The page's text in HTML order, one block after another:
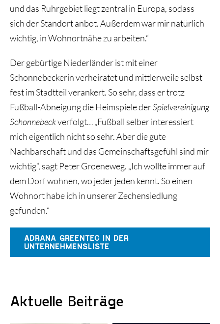
und das Ruhrgebiet liegt zentral in Europa, sodass
sich der Standort anbot. Außerdem war mir natürlich
wichtig, in Wohnortnähe zu arbeiten.“
Der gebürtige Niederländer ist mit einer
Schonnebeckerin verheiratet und mittlerweile selbst
fest im Stadtteil verankert. So sehr, dass er trotz
Fußball-Abneigung die Heimspiele derSpielvereinigung
Schonnebeckverfolgt… „Fußball selber interessiert
mich eigentlich nicht so sehr. Aber die gute
Nachbarschaft und das Gemeinschaftsgefühl sind mir
wichtig“, sagt Peter Groeneweg. „Ich wollte immer auf
dem Dorf wohnen, wo jeder jeden kennt. So einen
Wohnort habe ich in unserer Zechensiedlung
gefunden.“
ADRANA GREENTEC IN DER
UNTERNEHMENSLISTE
Aktuelle Beiträge